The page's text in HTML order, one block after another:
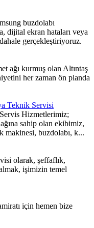
buzdolabı
dijital ekran hataları veya
gerçekleştiriyoruz.
ağı kurmuş olan Altıntaş
her zaman ön planda
Teknik Servisi
Hizmetlerimiz;
sahip olan ekibimiz,
makinesi, buzdolabı, k...
olarak, şeffaflık,
işimizin temel
için hemen bize